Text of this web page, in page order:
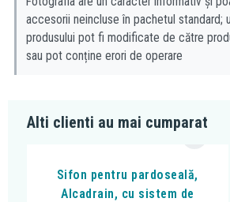
accesorii neincluse în pachetul standard;
produsului pot fi modificate de către
sau pot conține erori de operare
Alti clienti au mai cumparat
Sifon pentru pardoseală,
Alcadrain, cu sistem de